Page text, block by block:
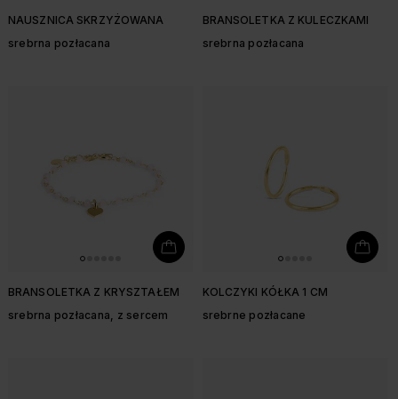
NAUSZNICA SKRZYŻOWANA
srebrna pozłacana
BRANSOLETKA Z KULECZKAMI
srebrna pozłacana
BRANSOLETKA Z KRYSZTAŁEM
srebrna pozłacana, z sercem
KOLCZYKI KÓŁKA 1 CM
srebrne pozłacane